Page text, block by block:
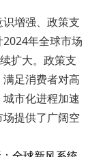
增强、政策支
年全球市场
扩大。政策支
足消费者对高
市化进程加速
提供了广阔空